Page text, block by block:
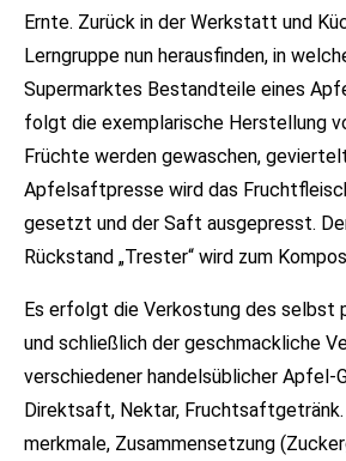
Ernte. Zurück in der Werkstatt und
Lerngruppe nun herausfinden, in
Supermarktes Bestandteile eines
folgt die exemplarische Herstellung
Früchte werden gewaschen,
Apfelsaftpresse wird das
gesetzt und der Saft ausgepresst.
Rückstand „Trester“ wird zum
Es erfolgt die Verkostung des selbst
und schließlich der geschmackliche
verschiedener handelsüblicher Apfel-
Direktsaft, Nektar,
merkmale, Zusammensetzung